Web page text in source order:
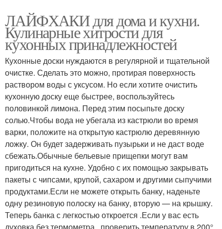
ЛАЙФХАКИ для дома и кухни.
Кулинарные хитрости для
кухонных принадлежностей
Кухонные доски нуждаются в регулярной и тщательной
очистке. Сделать это можно, протирая поверхность
раствором воды с уксусом. Но если хотите очистить
кухонную доску еще быстрее, воспользуйтесь
половинкой лимона. Перед этим посыпьте доску
солью.Чтобы вода не убегала из кастрюли во время
варки, положите на открытую кастрюлю деревянную
ложку. Он будет задерживать пузырьки и не даст воде
сбежать.Обычные бельевые прищепки могут вам
пригодиться на кухне. Удобно с их помощью закрывать
пакеты с чипсами, крупой, сахаром и другими сыпучими
продуктами.Если не можете открыть банку, наденьте
одну резиновую полоску на банку, вторую — на крышку.
Теперь банка с легкостью откроется .Если у вас есть